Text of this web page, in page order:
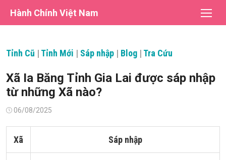
Hành Chính Việt Nam
Tỉnh Cũ | Tỉnh Mới | Sáp nhập | Blog | Tra Cứu
Xã Ia Băng Tỉnh Gia Lai được sáp nhập
từ những Xã nào?
Đăng06/08/2025
Xã Sáp nhập